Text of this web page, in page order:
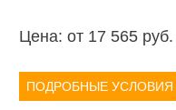
Цена: от 17 565 руб.
ПОДРОБНЫЕ УСЛОВИЯ